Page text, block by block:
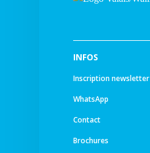
INFOS
Inscription newsletter
WhatsApp
Contact
Brochures